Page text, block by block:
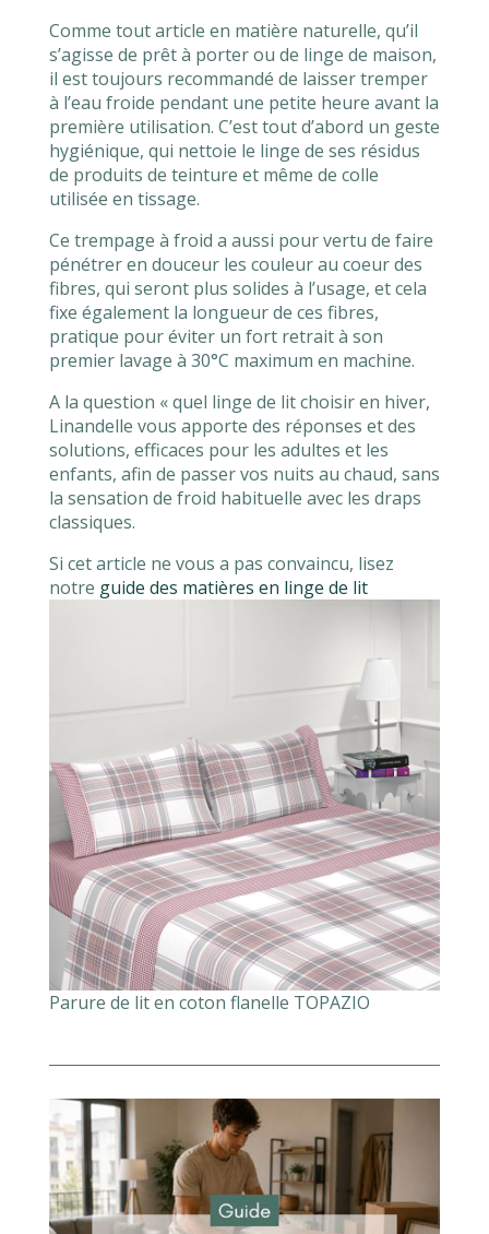
Comme tout article en matière naturelle, qu’il
s’agisse de prêt à porter ou de linge de maison,
il est toujours recommandé de laisser tremper
à l’eau froide pendant une petite heure avant la
première utilisation. C’est tout d’abord un geste
hygiénique, qui nettoie le linge de ses résidus
de produits de teinture et même de colle
utilisée en tissage.
Ce trempage à froid a aussi pour vertu de faire
pénétrer en douceur les couleur au coeur des
fibres, qui seront plus solides à l’usage, et cela
fixe également la longueur de ces fibres,
pratique pour éviter un fort retrait à son
premier lavage à 30°C maximum en machine.
A la question « quel linge de lit choisir en hiver,
Linandelle vous apporte des réponses et des
solutions, efficaces pour les adultes et les
enfants, afin de passer vos nuits au chaud, sans
la sensation de froid habituelle avec les draps
classiques.
Si cet article ne vous a pas convaincu, lisez
notre guide des matières en linge de lit
Parure de lit en coton flanelle TOPAZIO